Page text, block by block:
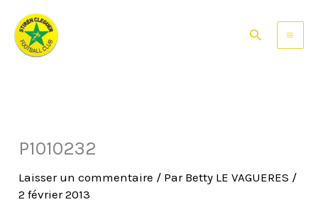
contenu
Rechercher
P1010232
Laisser un commentaire / Par Betty LE VAGUERES /
2 février 2013